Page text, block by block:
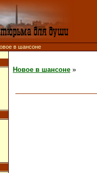
в шансоне
Новое в шансоне »